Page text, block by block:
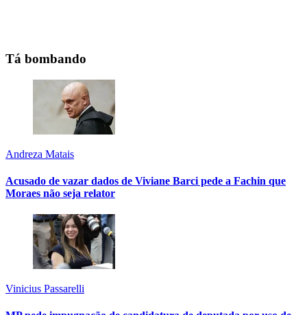
Tá bombando
Andreza Matais
Acusado de vazar dados de Viviane Barci pede a Fachin que
Moraes não seja relator
Vinicius Passarelli